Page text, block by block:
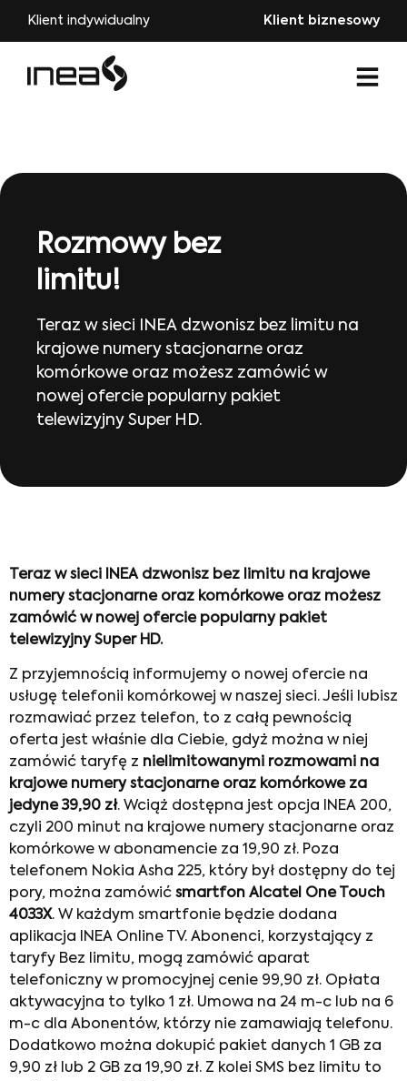
Klient indywidualny Klient biznesowy
Rozmowy bez
limitu!
Teraz w sieci INEA dzwonisz bez limitu na
krajowe numery stacjonarne oraz
komórkowe oraz możesz zamówić w
nowej ofercie popularny pakiet
telewizyjny Super HD.
Teraz w sieci INEA dzwonisz bez limitu na krajowe
numery stacjonarne oraz komórkowe oraz możesz
zamówić w nowej ofercie popularny pakiet
telewizyjny Super HD.
Z przyjemnością informujemy o nowej ofercie na
usługę telefonii komórkowej w naszej sieci. Jeśli lubisz
rozmawiać przez telefon, to z całą pewnością
oferta jest właśnie dla Ciebie, gdyż można w niej
zamówić taryfę z nielimitowanymi rozmowami na
krajowe numery stacjonarne oraz komórkowe za
jedyne 39,90 zł. Wciąż dostępna jest opcja INEA 200,
czyli 200 minut na krajowe numery stacjonarne oraz
komórkowe w abonamencie za 19,90 zł. Poza
telefonem Nokia Asha 225, który był dostępny do tej
pory, można zamówić smartfon Alcatel One Touch
4033X. W każdym smartfonie będzie dodana
aplikacja INEA Online TV. Abonenci, korzystający z
taryfy Bez limitu, mogą zamówić aparat
telefoniczny w promocyjnej cenie 99,90 zł. Opłata
aktywacyjna to tylko 1 zł. Umowa na 24 m-c lub na 6
m-c dla Abonentów, którzy nie zamawiają telefonu.
Dodatkowo można dokupić pakiet danych 1 GB za
9,90 zł lub 2 GB za 19,90 zł. Z kolei SMS bez limitu to